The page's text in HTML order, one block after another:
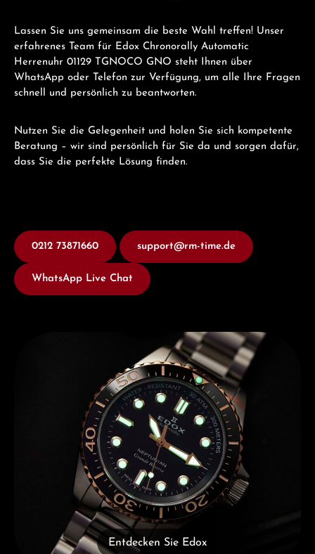
Lassen Sie uns gemeinsam die beste Wahl treffen! Unser
erfahrenes Team für Edox Chronorally Automatic
Herrenuhr 01129 TGNOCO GNO steht Ihnen über
WhatsApp oder Telefon zur Verfügung, um alle Ihre Fragen
schnell und persönlich zu beantworten.
Nutzen Sie die Gelegenheit und holen Sie sich kompetente
Beratung – wir sind persönlich für Sie da und sorgen dafür,
dass Sie die perfekte Lösung finden.
0212 73871660 support@rm-time.de
WhatsApp Live Chat
Entdecken Sie Edox